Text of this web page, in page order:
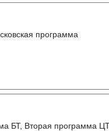
программа
БТ, Вторая программа